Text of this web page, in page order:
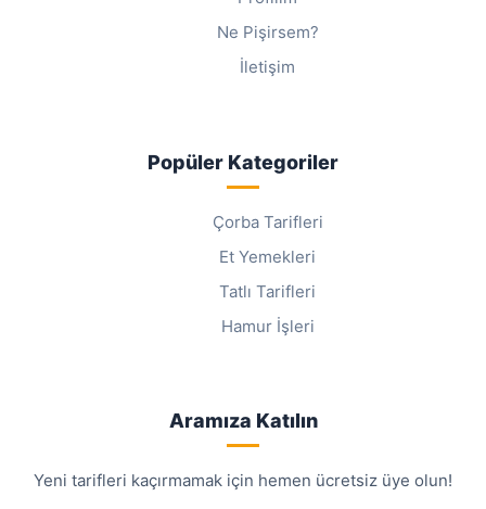
Ne Pişirsem?
İletişim
Popüler Kategoriler
Çorba Tarifleri
Et Yemekleri
Tatlı Tarifleri
Hamur İşleri
Aramıza Katılın
Yeni tarifleri kaçırmamak için hemen ücretsiz üye olun!